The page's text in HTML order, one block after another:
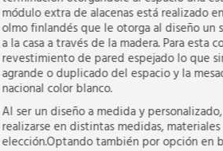
módulo extra de alacenas está realizado
olmo finlandés que le otorga al diseño un
a la casa a través de la madera. Para esta
revestimiento de pared espejado lo que
agrande o duplicado del espacio y la
nacional color blanco.
Al ser un diseño a medida y
realizarse en distintas medidas,
elección.Optando también por opción en